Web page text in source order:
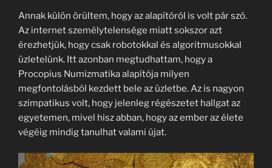
Annak külön örültem, hogy az alapítóról is volt pár szó.
Az internet személytelensége miatt sokszor azt
érezhetjük, hogy csak robotokkal és algoritmusokkal
üzletelünk. Itt azonban megtudhattam, hogy a
Procopius Numizmatika alapítója milyen
megfontolásból kezdett bele az üzletbe. Az is nagyon
szimpatikus volt, hogy jelenleg régészetet hallgat az
egyetemen, mivel hisz abban, hogy az ember az élete
végéig mindig tanulhat valami újat.